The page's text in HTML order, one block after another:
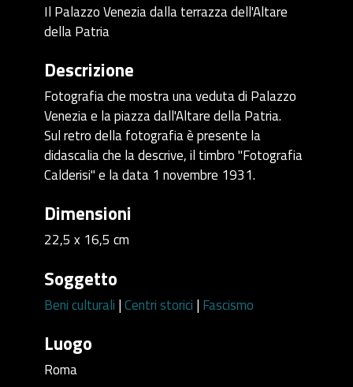
Il Palazzo Venezia dalla terrazza dell'Altare
della Patria
Descrizione
Fotografia che mostra una veduta di Palazzo
Venezia e la piazza dall'Altare della Patria.
Sul retro della fotografia è presente la
didascalia che la descrive, il timbro "Fotografia
Calderisi" e la data 1 novembre 1931.
Dimensioni
22,5 x 16,5 cm
Soggetto
Beni culturali |Centri storici | Fascismo
Luogo
Roma